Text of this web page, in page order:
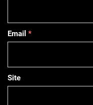
Email *
Site